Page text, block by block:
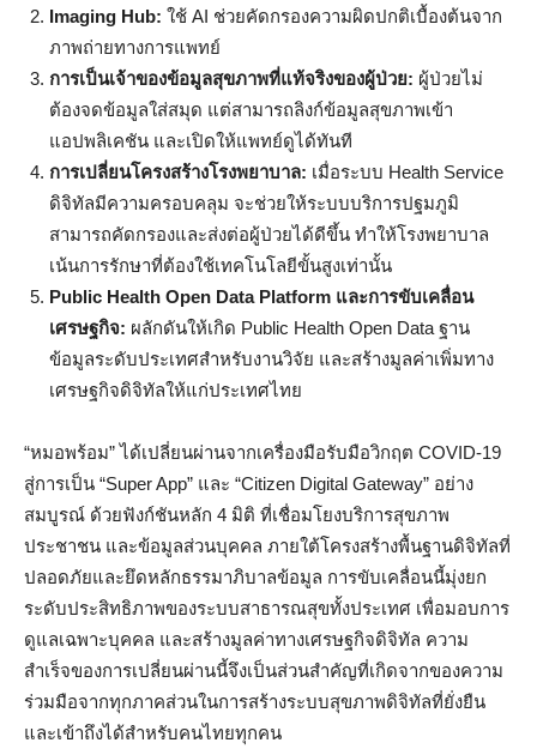
Imaging Hub: ใช้ AI ช่วยคัดกรองความผิดปกติเบื้องต้นจาก
ภาพถ่ายทางการแพทย์
การเป็นเจ้าของข้อมูลสุขภาพที่แท้จริงของผู้ป่วย: ผู้ป่วยไม่
ต้องจดข้อมูลใส่สมุด แต่สามารถลิงก์ข้อมูลสุขภาพเข้า
แอปพลิเคชัน และเปิดให้แพทย์ดูได้ทันที
การเปลี่ยนโครงสร้างโรงพยาบาล: เมื่อระบบ Health Service
ดิจิทัลมีความครอบคลุม จะช่วยให้ระบบบริการปฐมภูมิ
สามารถคัดกรองและส่งต่อผู้ป่วยได้ดีขึ้น ทำให้โรงพยาบาล
เน้นการรักษาที่ต้องใช้เทคโนโลยีขั้นสูงเท่านั้น
Public Health Open Data Platform และการขับเคลื่อน
เศรษฐกิจ: ผลักดันให้เกิด Public Health Open Data ฐาน
ข้อมูลระดับประเทศสำหรับงานวิจัย และสร้างมูลค่าเพิ่มทาง
เศรษฐกิจดิจิทัลให้แก่ประเทศไทย
“หมอพร้อม” ได้เปลี่ยนผ่านจากเครื่องมือรับมือวิกฤต COVID-19
สู่การเป็น “Super App” และ “Citizen Digital Gateway” อย่าง
สมบูรณ์ ด้วยฟังก์ชันหลัก 4 มิติ ที่เชื่อมโยงบริการสุขภาพ
ประชาชน และข้อมูลส่วนบุคคล ภายใต้โครงสร้างพื้นฐานดิจิทัลที่
ปลอดภัยและยึดหลักธรรมาภิบาลข้อมูล การขับเคลื่อนนี้มุ่งยก
ระดับประสิทธิภาพของระบบสาธารณสุขทั้งประเทศ เพื่อมอบการ
ดูแลเฉพาะบุคคล และสร้างมูลค่าทางเศรษฐกิจดิจิทัล ความ
สำเร็จของการเปลี่ยนผ่านนี้จึงเป็นส่วนสำคัญที่เกิดจากของความ
ร่วมมือจากทุกภาคส่วนในการสร้างระบบสุขภาพดิจิทัลที่ยั่งยืน
และเข้าถึงได้สำหรับคนไทยทุกคน